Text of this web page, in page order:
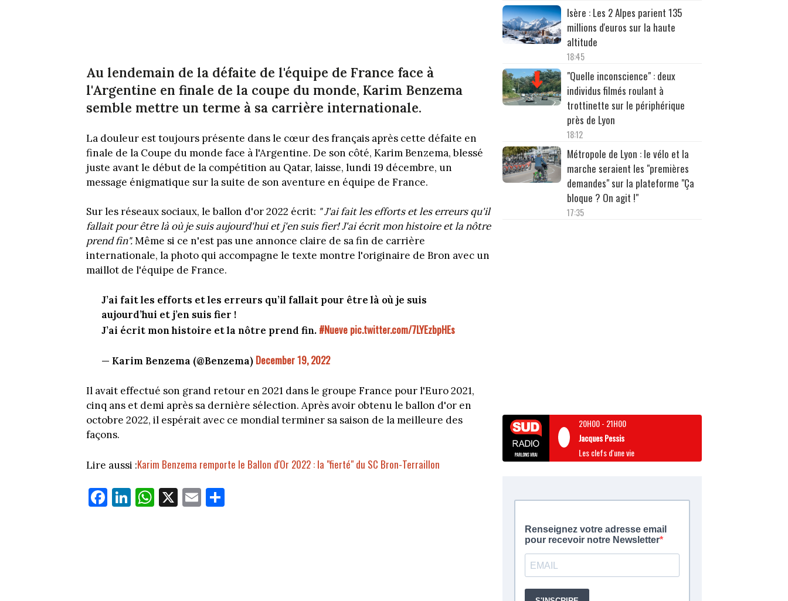
Au lendemain de la défaite de l'équipe de France face à
l'Argentine en finale de la coupe du monde, Karim Benzema
semble mettre un terme à sa carrière internationale.
La douleur est toujours présente dans le cœur des français après cette défaite en
finale de la Coupe du monde face à l'Argentine. De son côté, Karim Benzema, blessé
juste avant le début de la compétition au Qatar, laisse, lundi 19 décembre, un
message énigmatique sur la suite de son aventure en équipe de France.
Sur les réseaux sociaux, le ballon d'or 2022 écrit: " J'ai fait les efforts et les erreurs qu'il
fallait pour être là où je suis aujourd'hui et j'en suis fier! J'ai écrit mon histoire et la nôtre
prend fin".Même si ce n'est pas une annonce claire de sa fin de carrière
internationale, la photo qui accompagne le texte montre l'originaire de Bron avec un
maillot de l'équipe de France.
J’ai fait les efforts et les erreurs qu’il fallait pour être là où je suis
aujourd’hui et j’en suis fier !
J’ai écrit mon histoire et la nôtre prend fin. #Nueve pic.twitter.com/7LYEzbpHEs
— Karim Benzema (@Benzema) December 19, 2022
Il avait effectué son grand retour en 2021 dans le groupe France pour l'Euro 2021,
cinq ans et demi après sa dernière sélection. Après avoir obtenu le ballon d'or en
octobre 2022, il espérait avec ce mondial terminer sa saison de la meilleure des
façons.
Lire aussi :Karim Benzema remporte le Ballon d'Or 2022 : la "fierté" du SC Bron-Terraillon
Fa
ce
Li
nk
W
ha
X E
m
Isère : Les 2 Alpes parient 135
millions d'euros sur la haute
altitude
18:45
"Quelle inconscience" : deux
individus filmés roulant à
trottinette sur le périphérique
près de Lyon
18:12
Métropole de Lyon : le vélo et la
marche seraient les "premières
demandes" sur la plateforme "Ça
bloque ? On agit !"
17:35
20H00- 21H00
Jacques Pessis
Les clefs d'une vie